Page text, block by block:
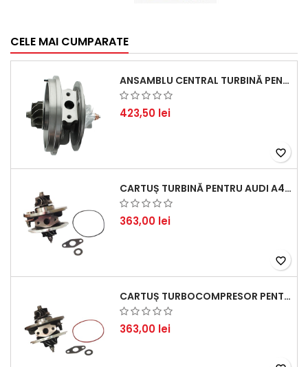
CELE MAI CUMPARATE
ANSAMBLU CENTRAL TURBINĂ PENTRU BMW SERIA 3, SERIA 5 ȘI X3 - PERFORMANȚĂ ȘI FIABILITATE
423,50 lei
favorite_border
CARTUȘ TURBINĂ PENTRU AUDI A4, A6, SKODA SUPERB ȘI VW PASSAT, MOTOR DIESEL 1.9 TDI
363,00 lei
favorite_border
CARTUȘ TURBOCOMPRESOR PENTRU VW, AUDI, SEAT, SKODA - MOTOR DIESEL 2.0 TDI
363,00 lei